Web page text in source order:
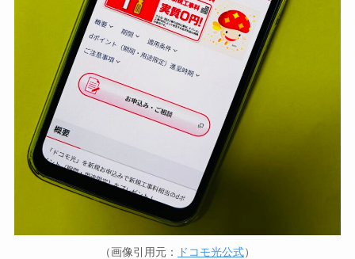
（画像引用元： ドコモ光公式）